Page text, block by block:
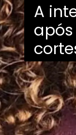
A
após
A
após